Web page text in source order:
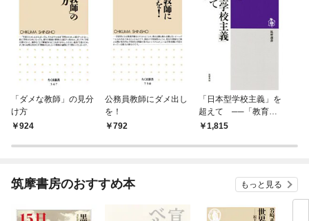
「ダメな教師」の見分
け方
924
公務員教師にダメ出し
を！
792
「日本型学校主義」を
超えて ──「教育改
革」を問い直す
1,815
筑摩書房のおすすめ本 もっと見る